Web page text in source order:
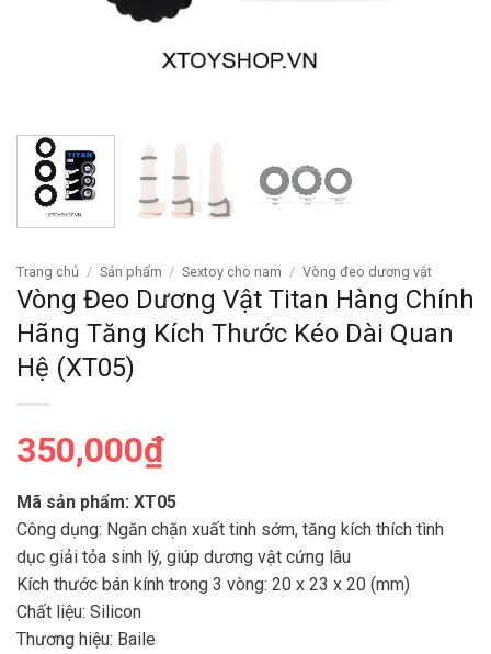
Trang chủ / Sản phẩm / Sextoy cho nam / Vòng đeo dương vật
Vòng Đeo Dương Vật Titan Hàng Chính
Hãng Tăng Kích Thước Kéo Dài Quan
Hệ (XT05)
350,000₫
Mã sản phẩm: XT05
Công dụng: Ngăn chặn xuất tinh sớm, tăng kích thích tình
dục giải tỏa sinh lý, giúp dương vật cứng lâu
Kích thước bán kính trong 3 vòng: 20 x 23 x 20 (mm)
Chất liệu: Silicon
Thương hiệu: Baile